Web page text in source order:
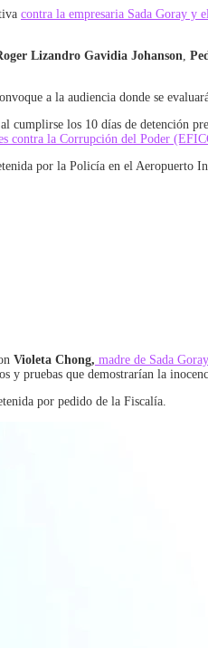
contra la empresaria Sada Goray y
Lizandro Gavidia Johanson,
a la audiencia donde se
cumplirse los 10 días de detención
contra la Corrupción del Poder
por la Policía en el Aeropuerto
Violeta Chong, madre de Sada Goray
y pruebas que demostrarían la
por pedido de la Fiscalía.